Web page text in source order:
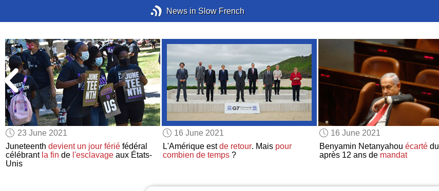
News in Slow French
23 June 2021
Juneteenthdevient un jour férié fédéral
célébrant la fin de l'esclavage aux États-
Unis
16 June 2021
L'Amérique estde retour. Mais pour
combien de temps?
16 June 2021
Benyamin Netanyahou écartédu
après 12 ans de mandat